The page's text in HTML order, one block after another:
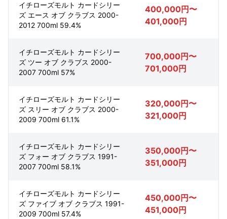
イチローズモルト カードシリー
ズ エース オブ クラブス 2000-
2012 700ml 59.4%
400,000円〜
401,000円
イチローズモルト カードシリー
ズ ツー オブ クラブス 2000-
2007 700ml 57%
700,000円〜
701,000円
イチローズモルト カードシリー
ズ スリー オブ クラブス 2000-
2009 700ml 61.1%
320,000円〜
321,000円
イチローズモルト カードシリー
ズ フォー オブ クラブス 1991-
2007 700ml 58.1%
350,000円〜
351,000円
イチローズモルト カードシリー
ズ ファイブ オブ クラブス 1991-
2009 700ml 57.4%
450,000円〜
451,000円